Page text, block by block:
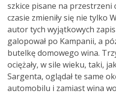
szkice pisane na przestrzeni
czasie zmieniły się nie tylko
autor tych wyjątkowych
galopował po Kampanii, a
butelkę domowego wina.
ociężały, w sile wieku, taki,
Sargenta, oglądał te same
automobilu i zamiast wina